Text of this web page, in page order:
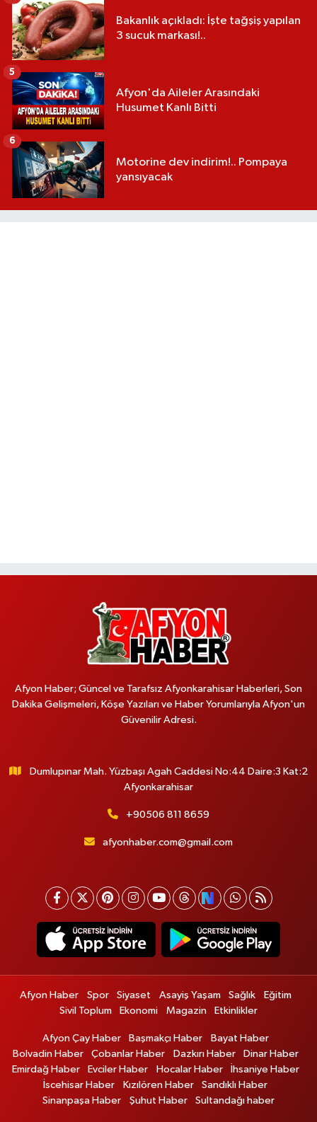
Bakanlık açıkladı: İşte tağşiş yapılan
3 sucuk markası!..
Afyon'da Aileler Arasındaki
Husumet Kanlı Bitti
5
Motorine dev indirim!.. Pompaya
yansıyacak
6
Afyon Haber; Güncel ve Tarafsız Afyonkarahisar Haberleri, Son
Dakika Gelişmeleri, Köşe Yazıları ve Haber Yorumlarıyla Afyon'un
Güvenilir Adresi.
Dumlupınar Mah. Yüzbaşı Agah Caddesi No:44 Daire:3 Kat:2
Afyonkarahisar
+90506 811 8659
afyonhaber.com@gmail.com
Afyon Haber Spor Siyaset Asayiş Yaşam Sağlık
Eğitim
Sivil Toplum
Ekonomi Magazin Etkinlikler
Afyon Çay Haber Başmakçı Haber
Bayat Haber
Bolvadin Haber
Çobanlar Haber Dazkırı Haber
Dinar Haber
Emirdağ Haber
Evciler Haber Hocalar Haber
İhsaniye Haber
İscehisar Haber
Kızılören Haber
Sandıklı Haber
Sinanpaşa Haber
Şuhut Haber Sultandağı haber